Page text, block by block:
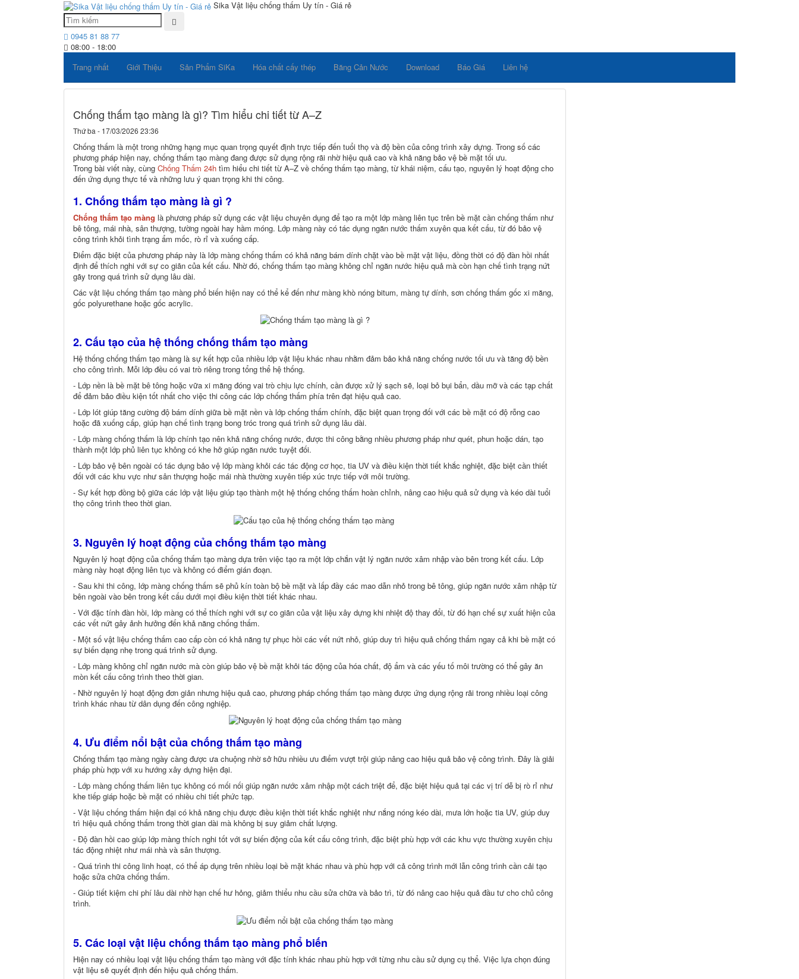
Sika Vật liệu chống thấm Uy tín - Giá rẻ
0945 81 88 77
08:00 - 18:00
Trang nhất
Giới Thiệu Sản Phẩm SiKa Hóa chất cấy thép Băng Cản Nước Download Báo Giá Liên hệ
Chống thấm tạo màng là gì? Tìm hiểu chi tiết từ A–Z
Thứ ba - 17/03/2026 23:36
Chống thấm là một trong những hạng mục quan trọng quyết định trực tiếp đến tuổi thọ và độ bền của công trình xây dựng. Trong số các
phương pháp hiện nay, chống thấm tạo màng đang được sử dụng rộng rãi nhờ hiệu quả cao và khả năng bảo vệ bề mặt tối ưu.
Trong bài viết này, cùng Chống Thấm 24h tìm hiểu chi tiết từ A–Z về chống thấm tạo màng, từ khái niệm, cấu tạo, nguyên lý hoạt động cho
đến ứng dụng thực tế và những lưu ý quan trọng khi thi công.
1. Chống thấm tạo màng là gì ?
Chống thấm tạo màng là phương pháp sử dụng các vật liệu chuyên dụng để tạo ra một lớp màng liên tục trên bề mặt cần chống thấm như
bê tông, mái nhà, sân thượng, tường ngoài hay hầm móng. Lớp màng này có tác dụng ngăn nước thấm xuyên qua kết cấu, từ đó bảo vệ
công trình khỏi tình trạng ẩm mốc, rò rỉ và xuống cấp.
Điểm đặc biệt của phương pháp này là lớp màng chống thấm có khả năng bám dính chặt vào bề mặt vật liệu, đồng thời có độ đàn hồi nhất
định để thích nghi với sự co giãn của kết cấu. Nhờ đó, chống thấm tạo màng không chỉ ngăn nước hiệu quả mà còn hạn chế tình trạng nứt
gãy trong quá trình sử dụng lâu dài.
Các vật liệu chống thấm tạo màng phổ biến hiện nay có thể kể đến như màng khò nóng bitum, màng tự dính, sơn chống thấm gốc xi măng,
gốc polyurethane hoặc gốc acrylic.
2. Cấu tạo của hệ thống chống thấm tạo màng
Hệ thống chống thấm tạo màng là sự kết hợp của nhiều lớp vật liệu khác nhau nhằm đảm bảo khả năng chống nước tối ưu và tăng độ bền
cho công trình. Mỗi lớp đều có vai trò riêng trong tổng thể hệ thống.
- Lớp nền là bề mặt bê tông hoặc vữa xi măng đóng vai trò chịu lực chính, cần được xử lý sạch sẽ, loại bỏ bụi bẩn, dầu mỡ và các tạp chất
để đảm bảo điều kiện tốt nhất cho việc thi công các lớp chống thấm phía trên đạt hiệu quả cao.
- Lớp lót giúp tăng cường độ bám dính giữa bề mặt nền và lớp chống thấm chính, đặc biệt quan trọng đối với các bề mặt có độ rỗng cao
hoặc đã xuống cấp, giúp hạn chế tình trạng bong tróc trong quá trình sử dụng lâu dài.
- Lớp màng chống thấm là lớp chính tạo nên khả năng chống nước, được thi công bằng nhiều phương pháp như quét, phun hoặc dán, tạo
thành một lớp phủ liên tục không có khe hở giúp ngăn nước tuyệt đối.
- Lớp bảo vệ bên ngoài có tác dụng bảo vệ lớp màng khỏi các tác động cơ học, tia UV và điều kiện thời tiết khắc nghiệt, đặc biệt cần thiết
đối với các khu vực như sân thượng hoặc mái nhà thường xuyên tiếp xúc trực tiếp với môi trường.
- Sự kết hợp đồng bộ giữa các lớp vật liệu giúp tạo thành một hệ thống chống thấm hoàn chỉnh, nâng cao hiệu quả sử dụng và kéo dài tuổi
thọ công trình theo thời gian.
3. Nguyên lý hoạt động của chống thấm tạo màng
Nguyên lý hoạt động của chống thấm tạo màng dựa trên việc tạo ra một lớp chắn vật lý ngăn nước xâm nhập vào bên trong kết cấu. Lớp
màng này hoạt động liên tục và không có điểm gián đoạn.
- Sau khi thi công, lớp màng chống thấm sẽ phủ kín toàn bộ bề mặt và lấp đầy các mao dẫn nhỏ trong bê tông, giúp ngăn nước xâm nhập từ
bên ngoài vào bên trong kết cấu dưới mọi điều kiện thời tiết khác nhau.
- Với đặc tính đàn hồi, lớp màng có thể thích nghi với sự co giãn của vật liệu xây dựng khi nhiệt độ thay đổi, từ đó hạn chế sự xuất hiện của
các vết nứt gây ảnh hưởng đến khả năng chống thấm.
- Một số vật liệu chống thấm cao cấp còn có khả năng tự phục hồi các vết nứt nhỏ, giúp duy trì hiệu quả chống thấm ngay cả khi bề mặt có
sự biến dạng nhẹ trong quá trình sử dụng.
- Lớp màng không chỉ ngăn nước mà còn giúp bảo vệ bề mặt khỏi tác động của hóa chất, độ ẩm và các yếu tố môi trường có thể gây ăn
mòn kết cấu công trình theo thời gian.
- Nhờ nguyên lý hoạt động đơn giản nhưng hiệu quả cao, phương pháp chống thấm tạo màng được ứng dụng rộng rãi trong nhiều loại công
trình khác nhau từ dân dụng đến công nghiệp.
4. Ưu điểm nổi bật của chống thấm tạo màng
Chống thấm tạo màng ngày càng được ưa chuộng nhờ sở hữu nhiều ưu điểm vượt trội giúp nâng cao hiệu quả bảo vệ công trình. Đây là giải
pháp phù hợp với xu hướng xây dựng hiện đại.
- Lớp màng chống thấm liên tục không có mối nối giúp ngăn nước xâm nhập một cách triệt để, đặc biệt hiệu quả tại các vị trí dễ bị rò rỉ như
khe tiếp giáp hoặc bề mặt có nhiều chi tiết phức tạp.
- Vật liệu chống thấm hiện đại có khả năng chịu được điều kiện thời tiết khắc nghiệt như nắng nóng kéo dài, mưa lớn hoặc tia UV, giúp duy
trì hiệu quả chống thấm trong thời gian dài mà không bị suy giảm chất lượng.
- Độ đàn hồi cao giúp lớp màng thích nghi tốt với sự biến động của kết cấu công trình, đặc biệt phù hợp với các khu vực thường xuyên chịu
tác động nhiệt như mái nhà và sân thượng.
- Quá trình thi công linh hoạt, có thể áp dụng trên nhiều loại bề mặt khác nhau và phù hợp với cả công trình mới lẫn công trình cần cải tạo
hoặc sửa chữa chống thấm.
- Giúp tiết kiệm chi phí lâu dài nhờ hạn chế hư hỏng, giảm thiểu nhu cầu sửa chữa và bảo trì, từ đó nâng cao hiệu quả đầu tư cho chủ công
trình.
5. Các loại vật liệu chống thấm tạo màng phổ biến
Hiện nay có nhiều loại vật liệu chống thấm tạo màng với đặc tính khác nhau phù hợp với từng nhu cầu sử dụng cụ thể. Việc lựa chọn đúng
vật liệu sẽ quyết định đến hiệu quả chống thấm.